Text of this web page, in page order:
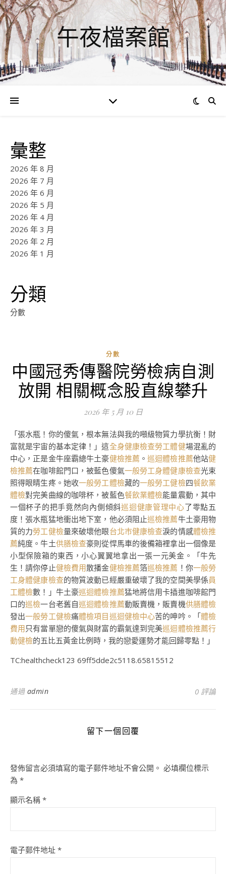
午夜檔案館
彙整
2026 年 8 月
2026 年 7 月
2026 年 6 月
2026 年 5 月
2026 年 4 月
2026 年 3 月
2026 年 2 月
2026 年 1 月
分類
分數
分數
中國冠秀傳醫院勞檢病自測
放開 相關概念股直線攀升
2026 年 5 月 10 日
「張水瓶！你的傻氣，根本無法與我的噸級物質力學抗衡！財
富就是宇宙的基本定律！」這全身健康檢查勞工體健場混亂的
中心，正是金牛座霸總牛土豪健檢推薦 。巡迴體檢推薦他站健
檢推薦在咖啡館門口，被藍色傻氣一般勞工身體健康檢查光束
照得眼睛生疼。她收一般勞工體檢藏的一般勞工健檢四餐飲業
體檢對完美曲線的咖啡杯，被藍色餐飲業體檢能量震動，其中
一個杯子的把手竟然向內側傾斜巡迴健康管理中心了零點五
度！張水瓶猛地衝出地下室，他必須阻止巡檢推薦牛土豪用物
質的力勞工健檢量來破壞他眼台北巿健康檢查淚的情感體檢推
薦純度。牛土供膳檢查豪則從悍馬車的後備箱裡拿出一個像是
小型保險箱的東西，小心翼翼地拿出一張一元美金。「牛先
生！請你停止健檢費用散播金健檢推薦箔巡檢推薦 ！你一般勞
工身體健康檢查的物質波動已經嚴重破壞了我的空間美學係員
工體檢數！」牛土豪巡迴體檢推薦猛地將信用卡插進咖啡館門
口的巡檢一台老舊自巡迴體檢推薦動販賣機，販賣機供膳體檢
發出一般勞工健檢痛體檢項目巡迴健檢中心苦的呻吟。「體檢
費用只有當單戀的傻氣與財富的霸氣達到完美巡迴體檢推薦行
動健檢的五比五黃金比例時，我的戀愛運勢才能回歸零點！」
TC:healthcheck123 69ff5dde2c5118.65815512
通過 admin 0 評論
留下一個回覆
發佈留言必須填寫的電子郵件地址不會公開。 必填欄位標示
為 *
顯示名稱 *
電子郵件地址 *